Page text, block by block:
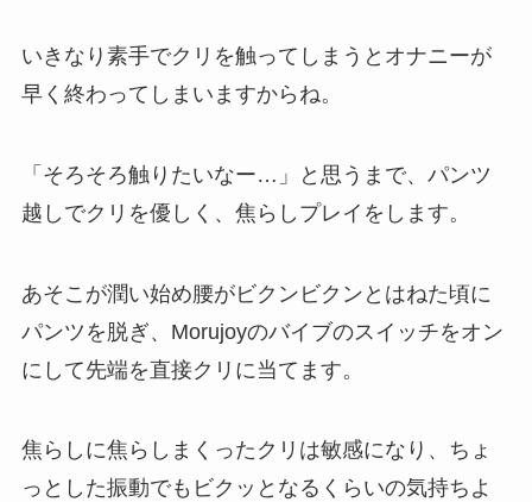
いきなり素手でクリを触ってしまうとオナニーが
早く終わってしまいますからね。
「そろそろ触りたいなー…」と思うまで、パンツ
越しでクリを優しく、焦らしプレイをします。
あそこが潤い始め腰がビクンビクンとはねた頃に
パンツを脱ぎ、Morujoyのバイブのスイッチをオン
にして先端を直接クリに当てます。
焦らしに焦らしまくったクリは敏感になり、ちょ
っとした振動でもビクッとなるくらいの気持ちよ